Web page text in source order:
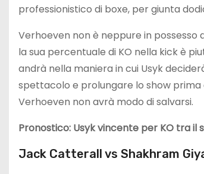
professionistico di boxe, per giunta
Verhoeven non è neppure in possesso
la sua percentuale di KO nella kick è
andrà nella maniera in cui Usyk
spettacolo e prolungare lo show prima
Verhoeven non avrà modo di salvarsi.
Pronostico: Usyk vincente per KO tra il
Jack Catterall vs Shakhram